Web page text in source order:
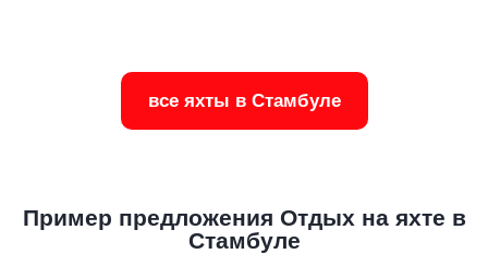
все яхты в Стамбуле
Пример предложения Отдых на яхте в
Стамбуле